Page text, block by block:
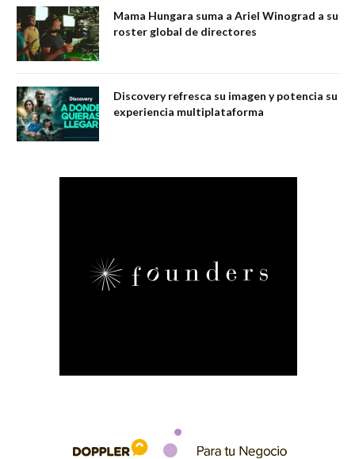
Mama Hungara suma a Ariel Winograd a su
roster global de directores
Discovery refresca su imagen y potencia su
experiencia multiplataforma